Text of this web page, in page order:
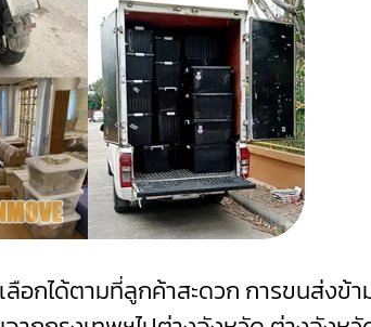
ลือกได้ตามที่ลูกค้าสะดวก การขนส่ง